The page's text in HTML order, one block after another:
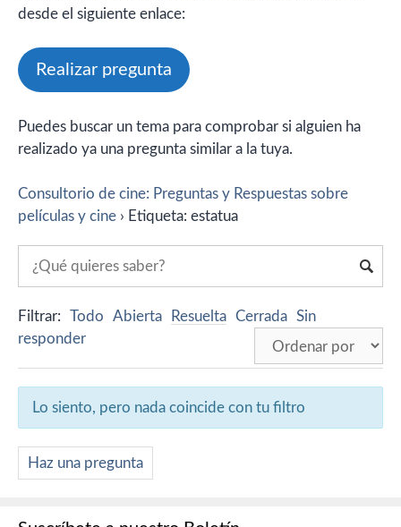
desde el siguiente enlace:
Realizar pregunta
Puedes buscar un tema para comprobar si alguien ha
realizado ya una pregunta similar a la tuya.
Consultorio de cine: Preguntas y Respuestas sobre
películas y cine › Etiqueta: estatua
Filtrar: Todo Abierta Resuelta Cerrada Sin
responder
Lo siento, pero nada coincide con tu filtro
Haz una pregunta